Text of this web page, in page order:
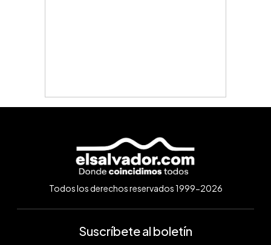
Todos los derechos reservados 1999-2026
Suscríbete al boletín